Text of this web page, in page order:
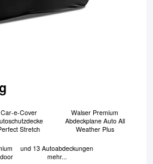
Car-e-Cover
Stretch
Walser Premium
Abdeckplane Auto All
Weather Plus
und 13 Autoabdeckungen
mehr...